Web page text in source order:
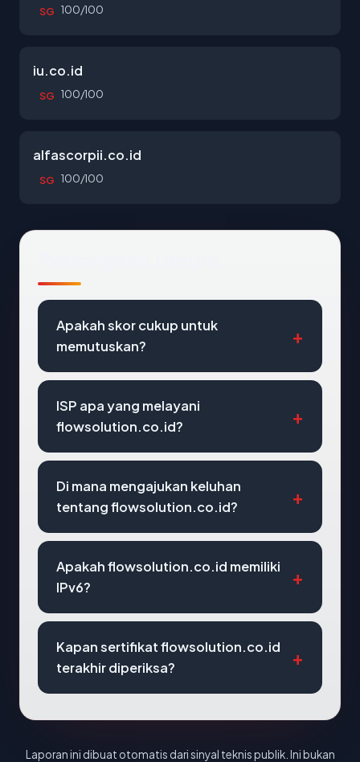
SG 100/100
iu.co.id
SG 100/100
alfascorpii.co.id
SG 100/100
Apakah skor cukup untuk
memutuskan?
ISP apa yang melayani
flowsolution.co.id?
Di mana mengajukan keluhan
tentang flowsolution.co.id?
Apakah flowsolution.co.id memiliki
IPv6?
Kapan sertifikat flowsolution.co.id
terakhir diperiksa?
Laporan ini dibuat otomatis dari sinyal teknis publik. Ini bukan